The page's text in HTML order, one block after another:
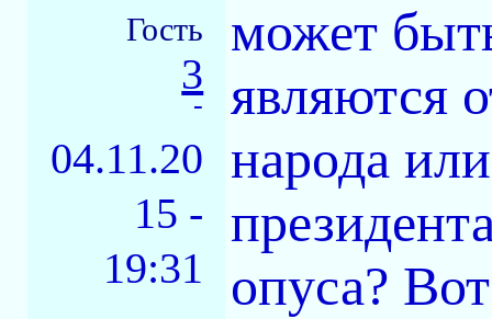
Гость
3
-
04.11.20
15 -
19:31
может
являются
народа
опуса?